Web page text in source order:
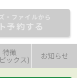
・ファイルから
予約する
特徴
ックス) お知らせ